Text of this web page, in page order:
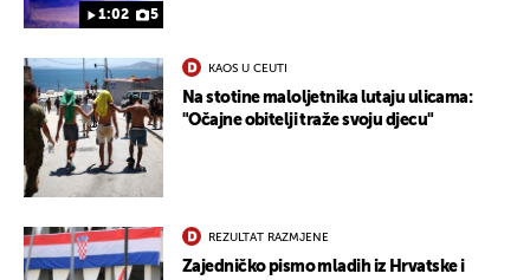
1:02 5
KAOS U CEUTI
Na stotine maloljetnika lutaju ulicama:
"Očajne obitelji traže svoju djecu"
REZULTAT RAZMJENE
Zajedničko pismo mladih iz Hrvatske i